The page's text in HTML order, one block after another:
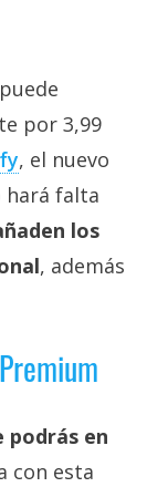
por 3,99
, el nuevo
hará falta
los
, además
podrás en
con esta